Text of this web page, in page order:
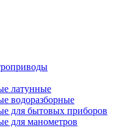
латунные
водоразборные
для бытовых приборов
для манометров